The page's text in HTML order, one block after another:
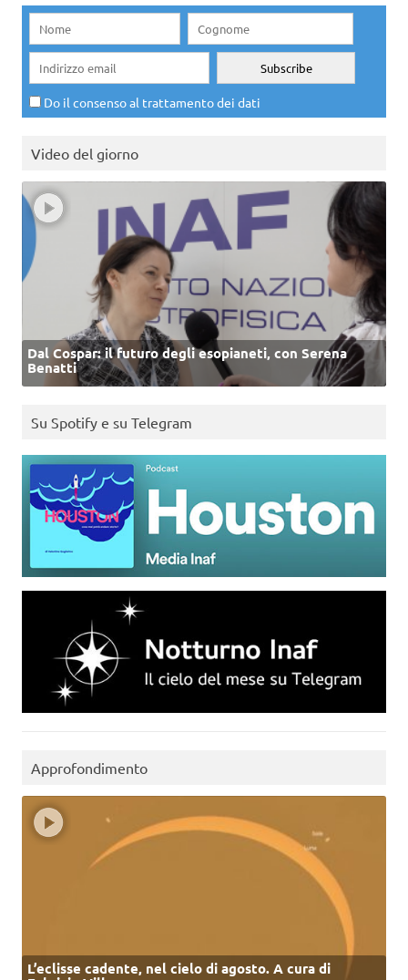
Do il consenso al trattamento dei dati
Video del giorno
Dal Cospar: il futuro degli esopianeti, con Serena
Benatti
Su Spotify e su Telegram
Approfondimento
L’eclisse cadente, nel cielo di agosto. A cura di